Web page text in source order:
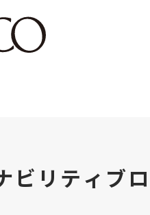
熊本地震により被害にあわ
ビリティブ